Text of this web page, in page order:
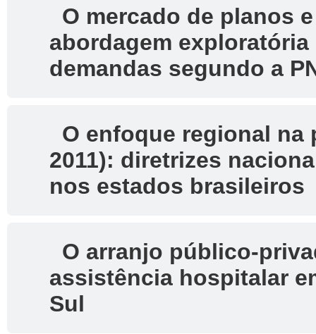
O mercado de planos
abordagem
demandas segundo a
O enfoque regional na
2011): diretrizes
nos estados brasileiros
O arranjo público-
assistência hospitalar
Sul